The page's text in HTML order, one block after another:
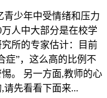
青少年中受情绪和压力
万人中大部分是在校学
所的专家估计：目前
症”，这么高的比例不
。 另一方面,教师的心
请先看看下面来...